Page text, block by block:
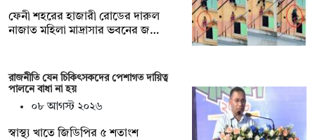
ফেনী শহরের হাজারী রোডের দারুল
নাজাত মহিলা মাদ্রাসার ভবনের জ…
রাজনীতি যেন চিকিৎসকদের পেশাগত দায়িত্ব
পালনে বাধা না হয়
০৮ আগস্ট ২০২৬
স্বাস্থ্য খাতে জিডিপির ৫ শতাংশ